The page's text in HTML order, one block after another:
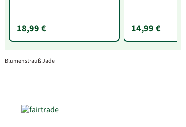
18,99 € 14,99 €
Blumenstrauß Jade